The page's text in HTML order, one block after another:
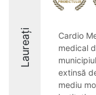
Laureați
Cardio
medical
extinsă
mediu